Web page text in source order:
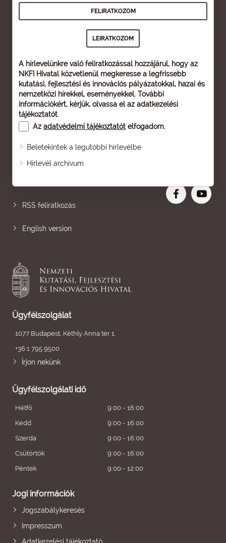
A hírlevelünkre való feliratkozással hozzájárul, hogy az
NKFI Hivatal közvetlenül megkeresse a legfrissebb
kutatási, fejlesztési és innovációs pályázatokkal, hazai és
nemzetközi hírekkel, eseményekkel. További
információkért, kérjük, olvassa el az adatkezelési
tájékoztatót.
Az adatvédelmi tájékoztatót elfogadom.
Beletekintek a legutóbbi hírlevélbe
Hírlevél archívum
Oldaltérkép
RSS feliratkozás
English version
Ügyfélszolgálat
1077 Budapest, Kéthly Anna tér 1.
+36 1 795 9500
Írjon nekünk
Ügyfélszolgálati idő
Hétfő
9:00 - 16:00
Kedd
9:00 - 16:00
Szerda
9:00 - 16:00
Csütörtök
9:00 - 16:00
Péntek
9:00 - 12:00
Jogi információk
Jogszabálykeresés
Impresszum